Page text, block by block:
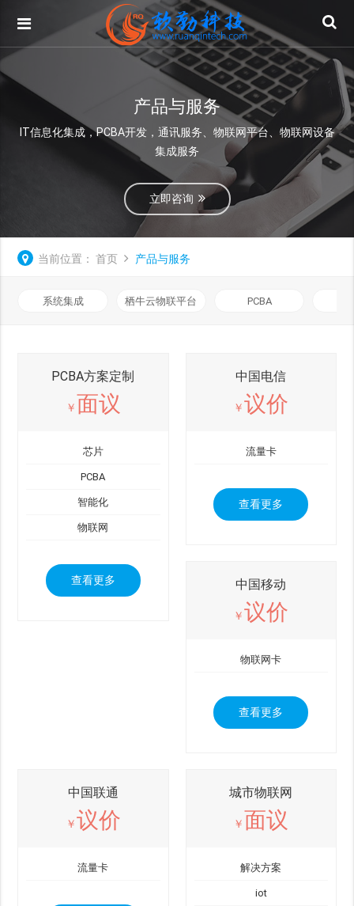
产品与服务
IT信息化集成，PCBA开发，通讯服务、物联网平台、物联网设备
集成服务
立即咨询
当前位置： 首页 产品与服务
系统集成 栖牛云物联平台 PCBA
PCBA方案定制
￥面议
芯片
PCBA
智能化
物联网
查看更多
中国电信
￥议价
流量卡
查看更多
中国移动
￥议价
物联网卡
查看更多
中国联通
￥议价
流量卡
城市物联网
￥面议
解决方案
iot